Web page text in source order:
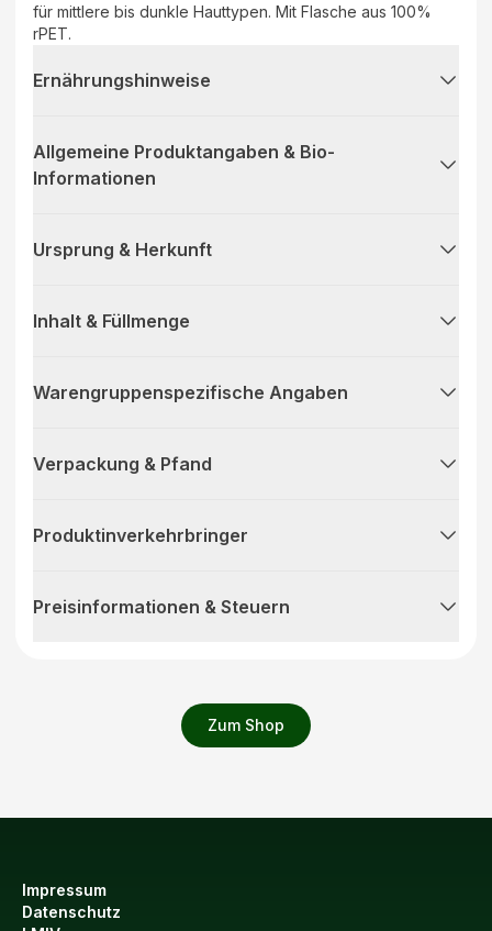
Zum Shop
für mittlere bis dunkle Hauttypen. Mit Flasche aus 100%
rPET.
Ernährungshinweise
Allgemeine Produktangaben & Bio-
Informationen
Ursprung & Herkunft
Inhalt & Füllmenge
Warengruppenspezifische Angaben
Verpackung & Pfand
Produktinverkehrbringer
Preisinformationen & Steuern
Impressum
Datenschutz